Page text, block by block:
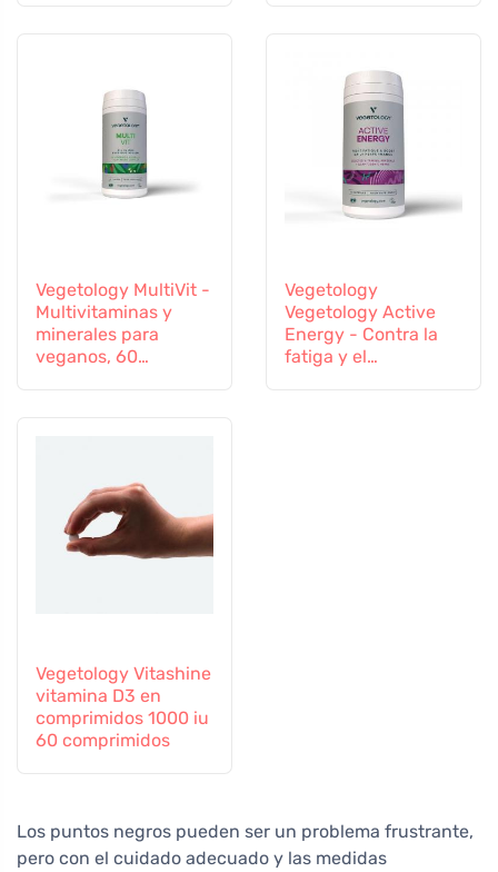
Vegetology MultiVit -
Multivitaminas y
minerales para
veganos, 60
Vegetology
Vegetology Active
Energy - Contra la
fatiga y el
Vegetology Vitashine
vitamina D3 en
comprimidos 1000 iu
60 comprimidos
Los puntos negros pueden ser un problema frustrante,
pero con el cuidado adecuado y las medidas